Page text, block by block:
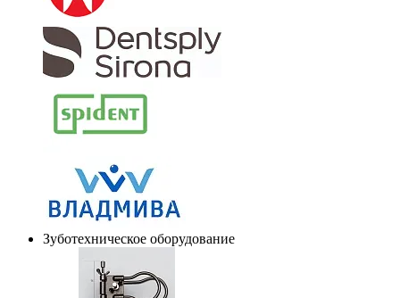
Зуботехническое оборудование